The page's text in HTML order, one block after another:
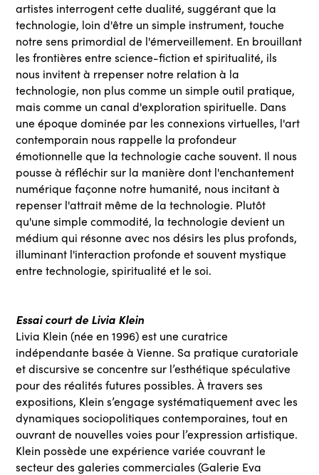
artistes interrogent cette dualité, suggérant que la
technologie, loin d'être un simple instrument, touche
notre sens primordial de l'émerveillement. En brouillant
les frontières entre science-fiction et spiritualité, ils
nous invitent à rrepenser notre relation à la
technologie, non plus comme un simple outil pratique,
mais comme un canal d'exploration spirituelle. Dans
une époque dominée par les connexions virtuelles, l'art
contemporain nous rappelle la profondeur
émotionnelle que la technologie cache souvent. Il nous
pousse à réfléchir sur la manière dont l'enchantement
numérique façonne notre humanité, nous incitant à
repenser l'attrait même de la technologie. Plutôt
qu'une simple commodité, la technologie devient un
médium qui résonne avec nos désirs les plus profonds,
illuminant l'interaction profonde et souvent mystique
entre technologie, spiritualité et le soi.
Essai court de Livia Klein
Livia Klein (née en 1996) est une curatrice
indépendante basée à Vienne. Sa pratique curatoriale
et discursive se concentre sur l’esthétique spéculative
pour des réalités futures possibles. À travers ses
expositions, Klein s’engage systématiquement avec les
dynamiques sociopolitiques contemporaines, tout en
ouvrant de nouvelles voies pour l’expression artistique.
Klein possède une expérience variée couvrant le
secteur des galeries commerciales (Galerie Eva